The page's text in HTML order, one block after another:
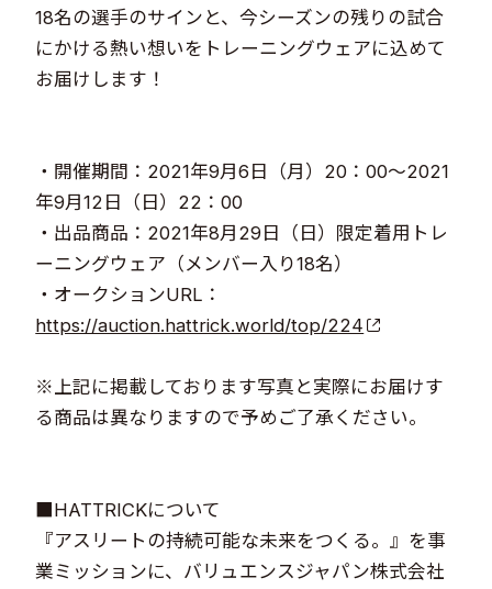
18名の選手のサインと、今シーズンの残りの試合
にかける熱い想いをトレーニングウェアに込めて
お届けします！
・開催期間：2021年9月6日（月）20：00～2021
年9月12日（日）22：00
・出品商品：2021年8月29日（日）限定着用トレ
ーニングウェア（メンバー入り18名）
・オークションURL：
https://auction.hattrick.world/top/224
※上記に掲載しております写真と実際にお届けす
る商品は異なりますので予めご了承ください。
​■HATTRICKについて
『アスリートの持続可能な未来をつくる。』を事
業ミッションに、バリュエンスジャパン株式会社